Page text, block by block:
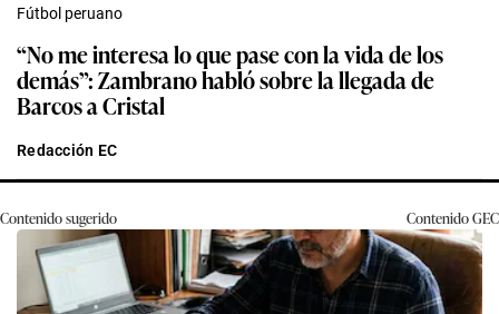
Fútbol peruano
“No me interesa lo que pase con la vida de los
demás”: Zambrano habló sobre la llegada de
Barcos a Cristal
Redacción EC
Contenido sugerido ContenidoGEC